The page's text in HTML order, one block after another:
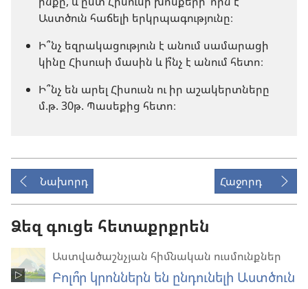
Աստծուն հաճելի երկրպագությունը։
Ի՞նչ եզրակացություն է անում սամարացի
կինը Հիսուսի մասին և ի՞նչ է անում հետո։
Ի՞նչ են արել Հիսուսն ու իր աշակերտները
մ.թ. 30թ. Պասեքից հետո։
Նախորդ Հաջորդ
Ձեզ գուցե հետաքրքրեն
Աստվածաշնչյան հիմնական ուսմունքներ
Բոլո՞ր կրոններն են ընդունելի Աստծուն